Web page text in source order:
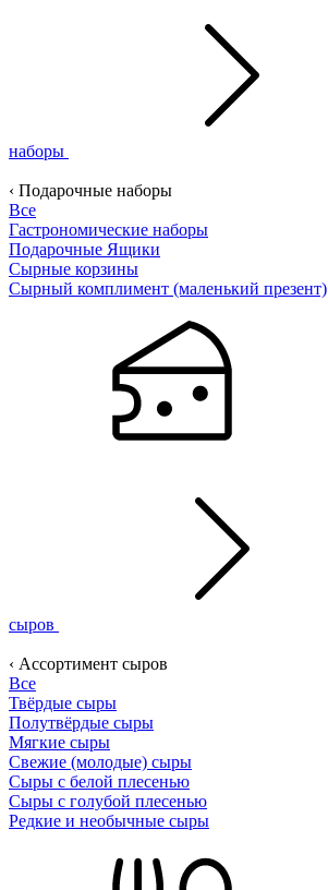
наборы
‹ Подарочные наборы
Все
Гастрономические наборы
Подарочные Ящики
Сырные корзины
Сырный комплимент (маленький презент)
сыров
‹ Ассортимент сыров
Все
Твёрдые сыры
Полутвёрдые сыры
Мягкие сыры
Свежие (молодые) сыры
Сыры с белой плесенью
Сыры с голубой плесенью
Редкие и необычные сыры